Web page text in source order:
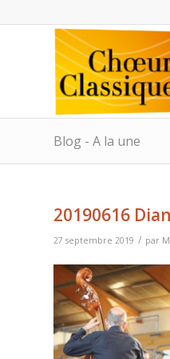
Blog - A la une
20190616
27 septembre 2019 / par